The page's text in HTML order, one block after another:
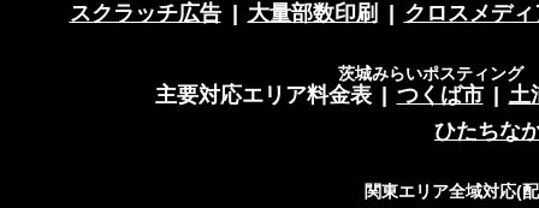
スクラッチ広告
大量部数印刷 クロスメディ
茨城みらいポスティング
主要対応エリア料金表 つくば市
土
ひたちな
関東エリア全域対応(